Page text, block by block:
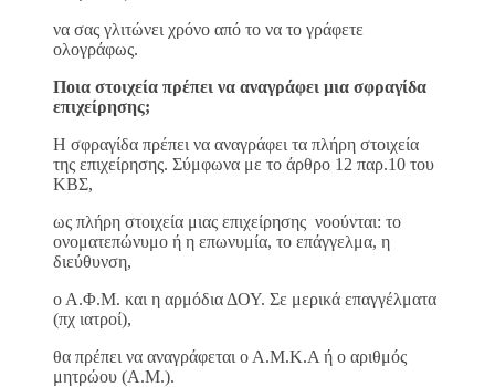
να σας γλιτώνει χρόνο από το να το γράφετε
ολογράφως.
Ποια στοιχεία πρέπει να αναγράφει μια σφραγίδα
επιχείρησης;
Η σφραγίδα πρέπει να αναγράφει τα πλήρη στοιχεία
της επιχείρησης. Σύμφωνα με το άρθρο 12 παρ.10 του
ΚΒΣ,
ως πλήρη στοιχεία μιας επιχείρησης νοούνται: το
ονοματεπώνυμο ή η επωνυμία, το επάγγελμα, η
διεύθυνση,
ο Α.Φ.Μ. και η αρμόδια ΔΟΥ. Σε μερικά επαγγέλματα
(πχ ιατροί),
θα πρέπει να αναγράφεται ο Α.Μ.Κ.Α ή ο αριθμός
μητρώου (Α.Μ.).